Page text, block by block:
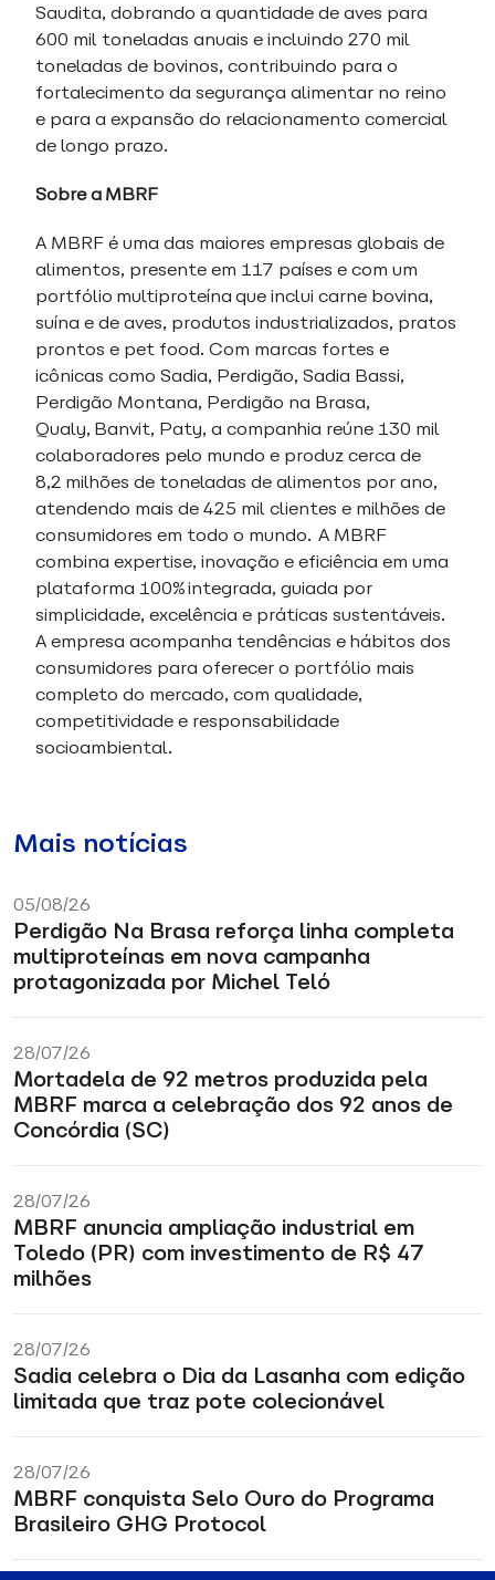
Saudita, dobrando a quantidade de aves para
600 mil toneladas anuais e incluindo 270 mil
toneladas de bovinos, contribuindo para o
fortalecimento da segurança alimentar no reino
e para a expansão do relacionamento comercial
de longo prazo.
Sobre a MBRF
A MBRF é uma das maiores empresas globais de
alimentos, presente em 117 países e com um
portfólio multiproteína que inclui carne bovina,
suína e de aves, produtos industrializados, pratos
prontos e pet food. Com marcas fortes e
icônicas como Sadia, Perdigão, Sadia Bassi,
Perdigão Montana, Perdigão na Brasa,
Qualy, Banvit, Paty, a companhia reúne 130 mil
colaboradores pelo mundo e produz cerca de
8,2 milhões de toneladas de alimentos por ano,
atendendo mais de 425 mil clientes e milhões de
consumidores em todo o mundo. A MBRF
combina expertise, inovação e eficiência em uma
plataforma 100% integrada, guiada por
simplicidade, excelência e práticas sustentáveis.
A empresa acompanha tendências e hábitos dos
consumidores para oferecer o portfólio mais
completo do mercado, com qualidade,
competitividade e responsabilidade
socioambiental.
Mais notícias
05/08/26
Perdigão Na Brasa reforça linha completa
multiproteínas em nova campanha
protagonizada por Michel Teló
28/07/26
Mortadela de 92 metros produzida pela
MBRF marca a celebração dos 92 anos de
Concórdia (SC)
28/07/26
MBRF anuncia ampliação industrial em
Toledo (PR) com investimento de R$ 47
milhões
28/07/26
Sadia celebra o Dia da Lasanha com edição
limitada que traz pote colecionável
28/07/26
MBRF conquista Selo Ouro do Programa
Brasileiro GHG Protocol